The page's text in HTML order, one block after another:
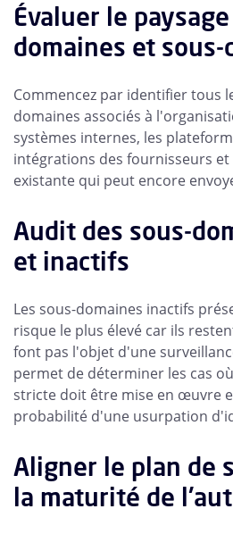
Évaluer le
domaines et sous-
Commencez par identifier tous
domaines associés à
systèmes internes, les
intégrations des fournisseurs
existante qui peut encore
Audit des sous-
et inactifs
Les sous-domaines inactifs
risque le plus élevé car ils
font pas l'objet d'une
permet de déterminer les cas
stricte doit être mise en œuvre
probabilité d'une usurpation
Aligner le plan de
la maturité de